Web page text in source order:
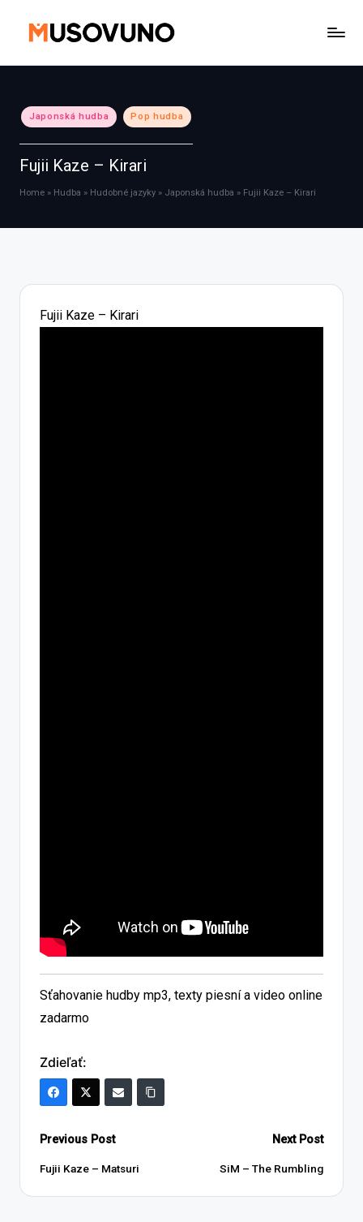
Posted
in
Japonská hudba Pop hudba
Fujii Kaze – Kirari
Home » Hudba » Hudobné jazyky » Japonská hudba » Fujii Kaze – Kirari
Fujii Kaze – Kirari
Sťahovanie hudby mp3, texty piesní a video online
zadarmo
Zdieľať:
Post
navigation
Previous Post
Fujii Kaze – Matsuri
Next Post
SiM – The Rumbling